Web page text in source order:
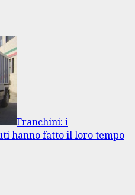
Franchini: i
hanno fatto il loro tempo